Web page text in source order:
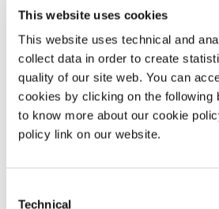
This website uses cookies
This website uses technical and
collect data in order to create
quality of our site web. You can
cookies by clicking on the following
to know more about our cookie
policy link on our website.
Technical
accessoires technologiques, ainsi que les
Produits et services